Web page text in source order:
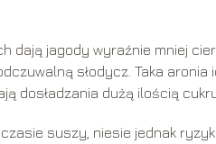
dają jagody wyraźnie mniej
słodycz. Taka
dosładzania dużą ilością
suszy, niesie jednak